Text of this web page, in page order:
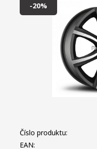
-20%
Číslo produktu:
EAN: